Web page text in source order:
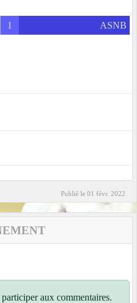
1 ASNB
Publié le 01 févr. 2022
aux commentaires.